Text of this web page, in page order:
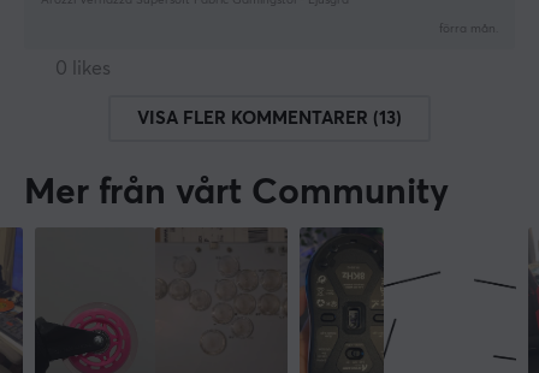
förra mån.
0 likes
VISA FLER KOMMENTARER (13)
Mer från vårt Community